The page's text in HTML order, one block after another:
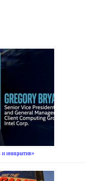
и инициатив»